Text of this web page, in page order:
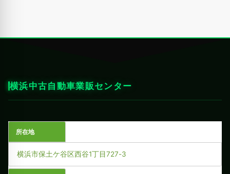
横浜中古自動車業販センター
所在地
横浜市保土ケ谷区西谷1丁目727-3